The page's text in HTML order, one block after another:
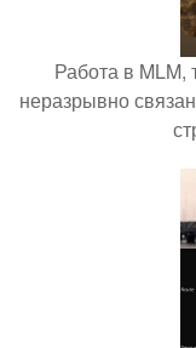
Работа в MLM,
неразрывно